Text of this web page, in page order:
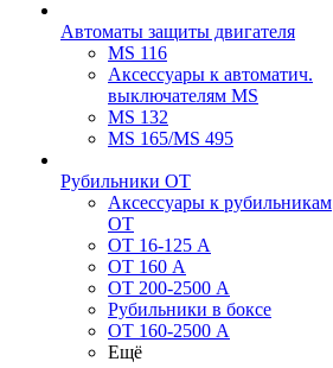
Автоматы защиты двигателя
MS 116
Аксессуары к автоматич.
выключателям MS
MS 132
MS 165/MS 495
Рубильники ОТ
Аксессуары к рубильникам
OT
OT 16-125 А
OT 160 А
OT 200-2500 А
Рубильники в боксе
OT 160-2500 А
Ещё